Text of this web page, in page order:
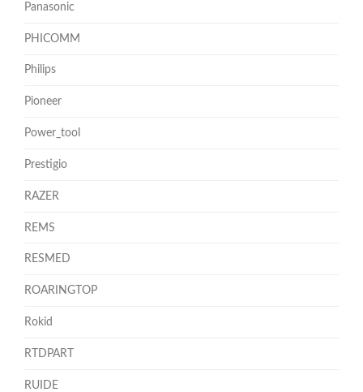
Panasonic
PHICOMM
Philips
Pioneer
Power_tool
Prestigio
RAZER
REMS
RESMED
ROARINGTOP
Rokid
RTDPART
RUIDE